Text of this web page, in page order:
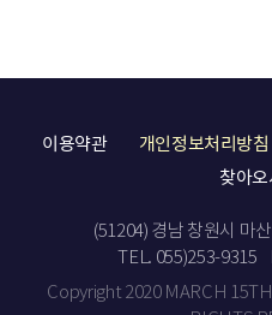
이용약관 개인정보처리방침
찾아
(51204) 경남 창원시 마
TEL. 055)253-9315
Copyright 2020 MARCH